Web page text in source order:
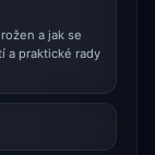
a jak se
a praktické rady